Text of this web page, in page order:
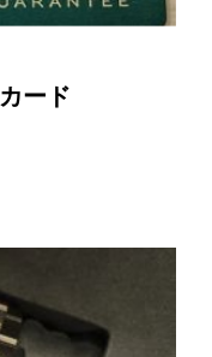
ード